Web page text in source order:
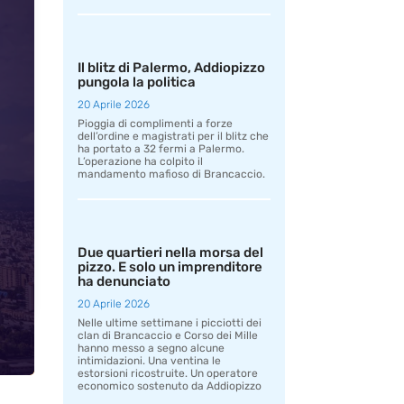
Il blitz di Palermo, Addiopizzo
pungola la politica
20 Aprile 2026
Pioggia di complimenti a forze
dell’ordine e magistrati per il blitz che
ha portato a 32 fermi a Palermo.
L’operazione ha colpito il
mandamento mafioso di Brancaccio.
Due quartieri nella morsa del
pizzo. E solo un imprenditore
ha denunciato
20 Aprile 2026
Nelle ultime settimane i picciotti dei
clan di Brancaccio e Corso dei Mille
hanno messo a segno alcune
intimidazioni. Una ventina le
estorsioni ricostruite. Un operatore
economico sostenuto da Addiopizzo